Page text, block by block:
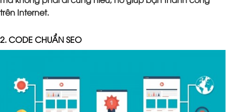
trên Internet.
2. CODE CHUẨN SEO